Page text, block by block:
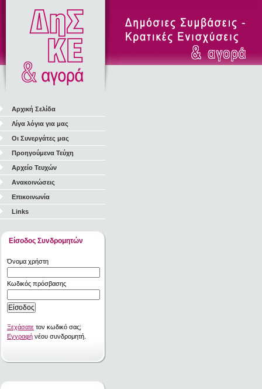
Αρχική Σελίδα
Λίγα λόγια για μας
Οι Συνεργάτες μας
Προηγούμενα Τεύχη
Αρχείο Τευχών
Ανακοινώσεις
Επικοινωνία
Links
Είσοδος Συνδρομητών
Όνομα χρήστη
Κωδικός πρόσβασης
Ξεχάσατε τον κωδικό σας;
Εγγραφή νέου συνδρομητή.